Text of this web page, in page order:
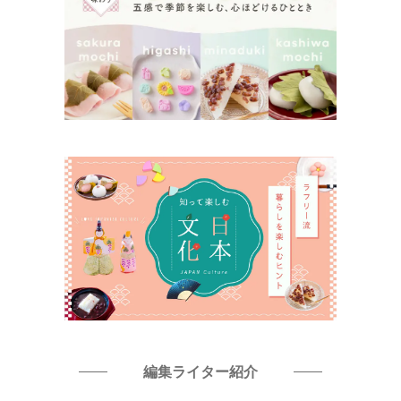
編集ライター紹介